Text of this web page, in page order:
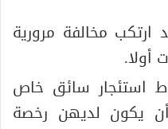
مخالفة مرورية
أولا.
استئجار سائق خاص
يكون لديهن رخصة